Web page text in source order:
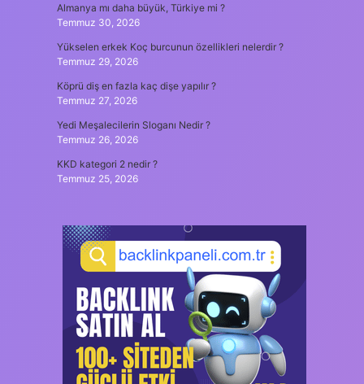
Almanya mı daha büyük, Türkiye mi ?
Temmuz 30, 2026
Yükselen erkek Koç burcunun özellikleri nelerdir ?
Temmuz 29, 2026
Köprü diş en fazla kaç dişe yapılır ?
Temmuz 27, 2026
Yedi Meşalecilerin Sloganı Nedir ?
Temmuz 26, 2026
KKD kategori 2 nedir ?
Temmuz 25, 2026